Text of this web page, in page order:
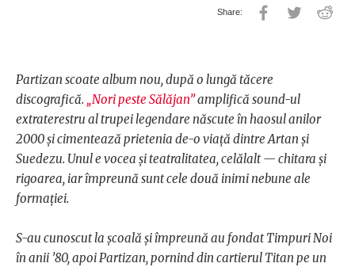
Partizan scoate album nou, după o lungă tăcere
discografică. „Nori peste Sălăjan”amplifică sound-ul
extraterestru al trupei legendare născute în haosul anilor
2000 și cimentează prietenia de-o viață dintre Artan și
Suedezu. Unul e vocea și teatralitatea, celălalt — chitara și
rigoarea, iar împreună sunt cele două inimi nebune ale
formației.
S-au cunoscut la școală și împreună au fondat Timpuri Noi
în anii ’80, apoi Partizan, pornind din cartierul Titan pe un